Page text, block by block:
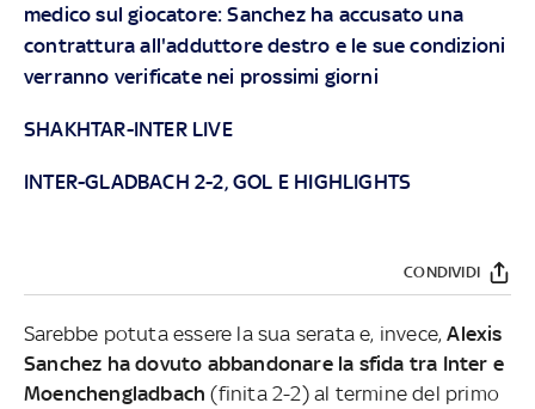
medico sul giocatore: Sanchez ha accusato una
contrattura all'adduttore destro e le sue condizioni
verranno verificate nei prossimi giorni
SHAKHTAR-INTER LIVE
INTER-GLADBACH 2-2, GOL E HIGHLIGHTS
CONDIVIDI
Sarebbe potuta essere la sua serata e, invece,Alexis
Sanchez ha dovuto abbandonare la sfida tra Inter e
Moenchengladbach (finita 2-2) al termine del primo